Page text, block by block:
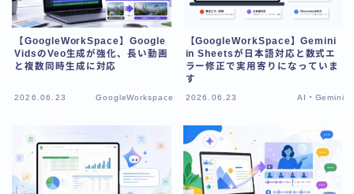
【GoogleWorkSpace】Google
VidsのVeo生成が強化、長い動画
と複数同時生成に対応
2026.06.23 GoogleWorkspace
【GoogleWorkSpace】Gemini
in Sheetsが日本語対応と数式エ
ラー修正で実用寄りになっていま
す
2026.06.23 AI・Gemini